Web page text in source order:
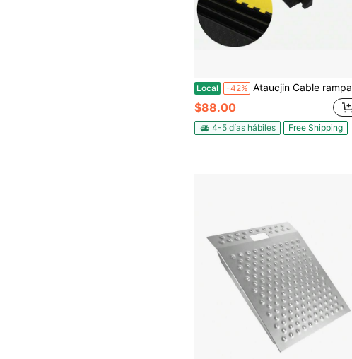
Local -42% Ataucjin Cable rampas de goma, protector de cables, rampas de cable, capacidad de 28,000 libras, rampas de 3 canales de alta resistencia para cubrir cables y mangueras, 1 pieza
$88.00
4-5 días hábiles Free Shipping